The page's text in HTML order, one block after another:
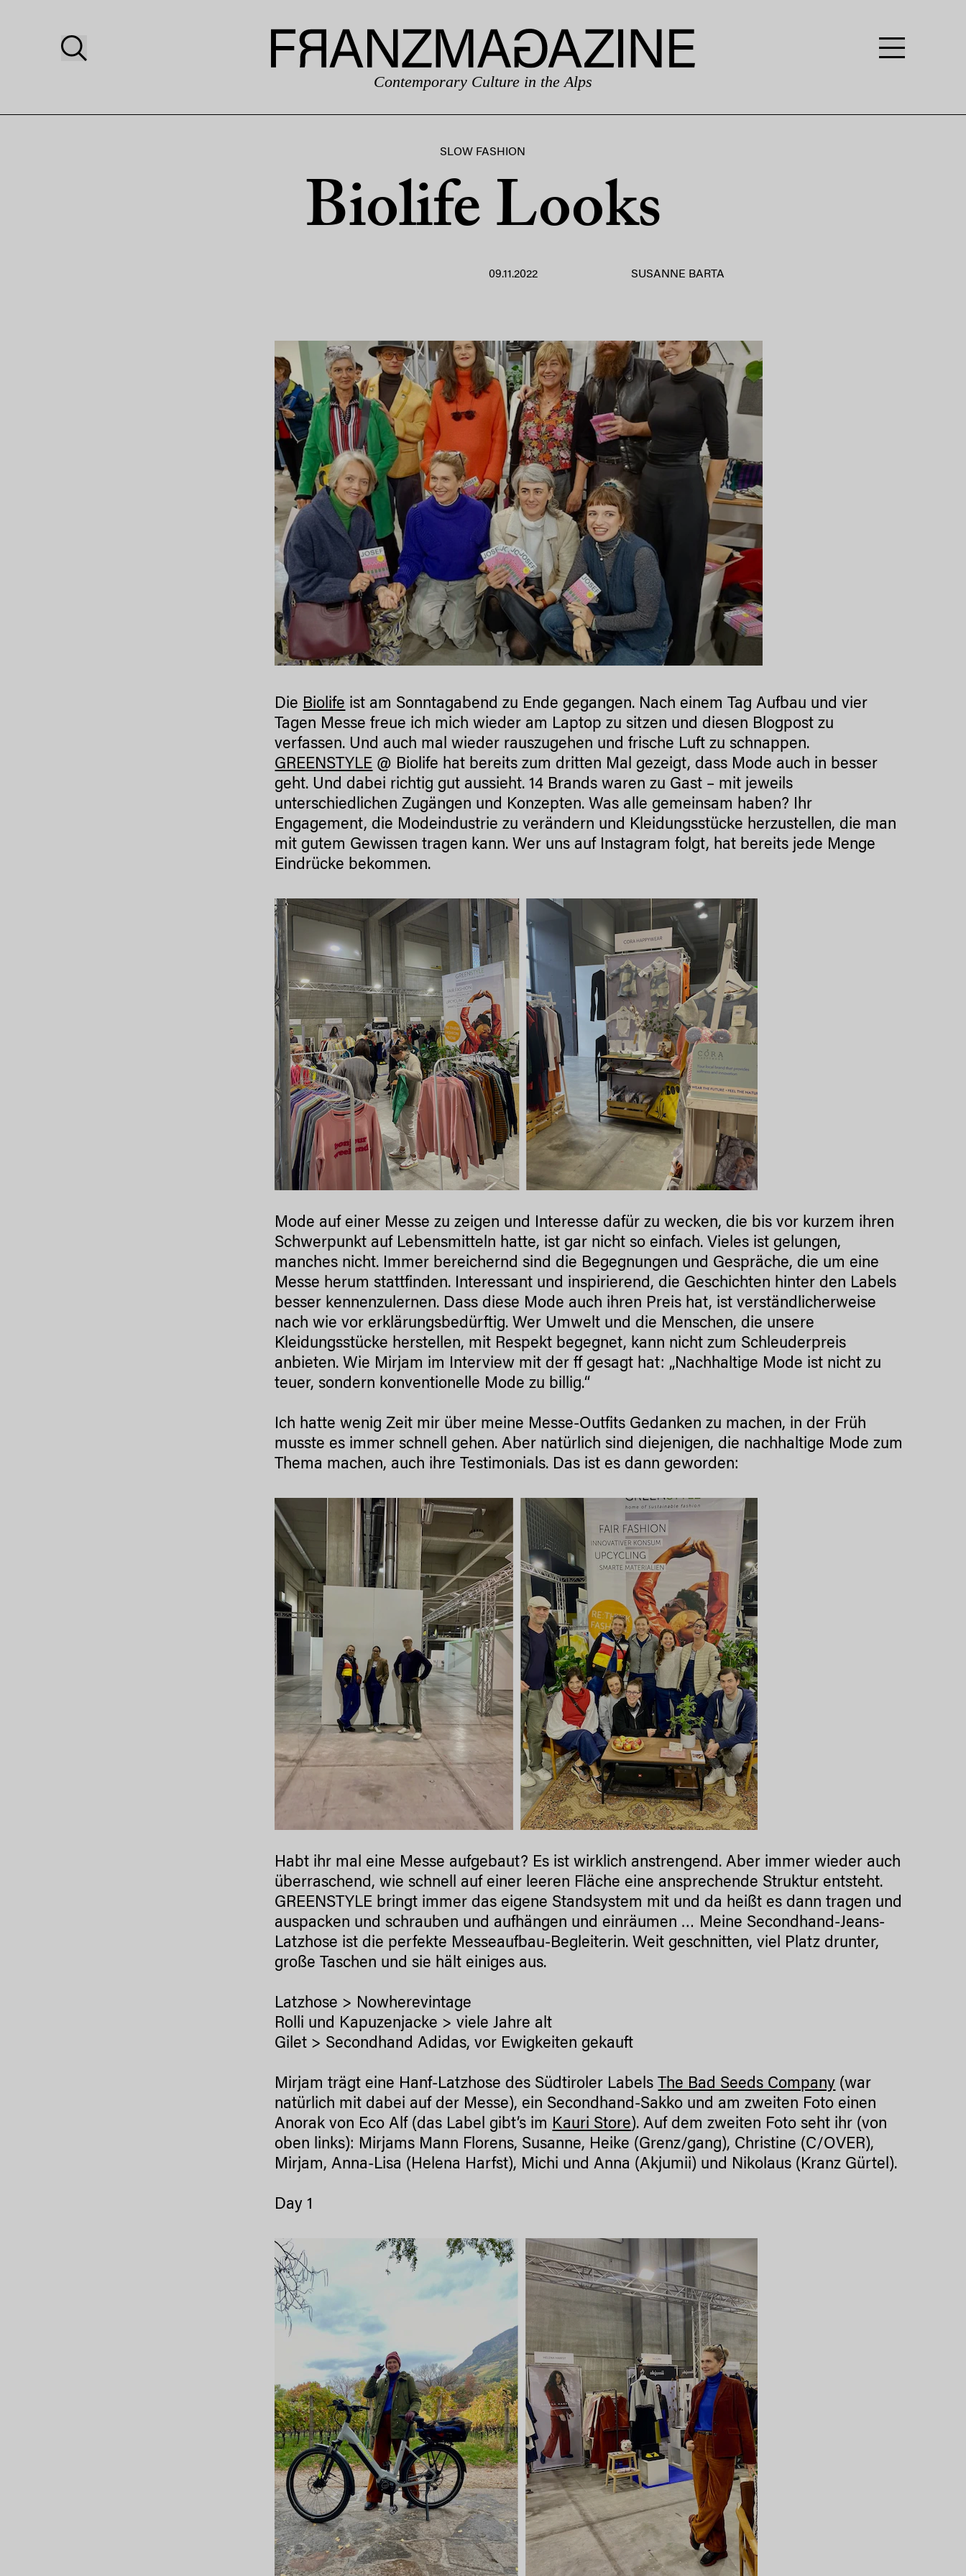
Contemporary Culture in the Alps
SLOW FASHION
Biolife Looks
09.11.2022 SUSANNE BARTA
Die Biolife ist am Sonntagabend zu Ende gegangen. Nach einem Tag Aufbau und vier
Tagen Messe freue ich mich wieder am Laptop zu sitzen und diesen Blogpost zu
verfassen. Und auch mal wieder rauszugehen und frische Luft zu schnappen.
GREENSTYLE @ Biolife hat bereits zum dritten Mal gezeigt, dass Mode auch in besser
geht. Und dabei richtig gut aussieht. 14 Brands waren zu Gast – mit jeweils
unterschiedlichen Zugängen und Konzepten. Was alle gemeinsam haben? Ihr
Engagement, die Modeindustrie zu verändern und Kleidungsstücke herzustellen, die man
mit gutem Gewissen tragen kann. Wer uns auf Instagram folgt, hat bereits jede Menge
Eindrücke bekommen.
Mode auf einer Messe zu zeigen und Interesse dafür zu wecken, die bis vor kurzem ihren
Schwerpunkt auf Lebensmitteln hatte, ist gar nicht so einfach. Vieles ist gelungen,
manches nicht. Immer bereichernd sind die Begegnungen und Gespräche, die um eine
Messe herum stattfinden. Interessant und inspirierend, die Geschichten hinter den Labels
besser kennenzulernen. Dass diese Mode auch ihren Preis hat, ist verständlicherweise
nach wie vor erklärungsbedürftig. Wer Umwelt und die Menschen, die unsere
Kleidungsstücke herstellen, mit Respekt begegnet, kann nicht zum Schleuderpreis
anbieten. Wie Mirjam im Interview mit der ff gesagt hat: „Nachhaltige Mode ist nicht zu
teuer, sondern konventionelle Mode zu billig.“
Ich hatte wenig Zeit mir über meine Messe-Outfits Gedanken zu machen, in der Früh
musste es immer schnell gehen. Aber natürlich sind diejenigen, die nachhaltige Mode zum
Thema machen, auch ihre Testimonials. Das ist es dann geworden:
Habt ihr mal eine Messe aufgebaut? Es ist wirklich anstrengend. Aber immer wieder auch
überraschend, wie schnell auf einer leeren Fläche eine ansprechende Struktur entsteht.
GREENSTYLE bringt immer das eigene Standsystem mit und da heißt es dann tragen und
auspacken und schrauben und aufhängen und einräumen … Meine Secondhand-Jeans-
Latzhose ist die perfekte Messeaufbau-Begleiterin. Weit geschnitten, viel Platz drunter,
große Taschen und sie hält einiges aus.
Latzhose > Nowherevintage
Rolli und Kapuzenjacke > viele Jahre alt
Gilet > Secondhand Adidas, vor Ewigkeiten gekauft
Mirjam trägt eine Hanf-Latzhose des Südtiroler Labels The Bad Seeds Company (war
natürlich mit dabei auf der Messe), ein Secondhand-Sakko und am zweiten Foto einen
Anorak von Eco Alf (das Label gibt’s im Kauri Store). Auf dem zweiten Foto seht ihr (von
oben links): Mirjams Mann Florens, Susanne, Heike (Grenz/gang), Christine (C/OVER),
Mirjam, Anna-Lisa (Helena Harfst), Michi und Anna (Akjumii) und Nikolaus (Kranz Gürtel).
Day 1